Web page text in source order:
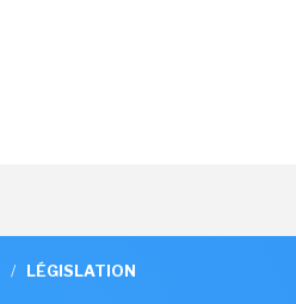
/ LÉGISLATION